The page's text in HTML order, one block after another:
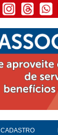
CADASTRO